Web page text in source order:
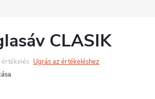
CLASIK
értékelés Ugrás az értékeléshez